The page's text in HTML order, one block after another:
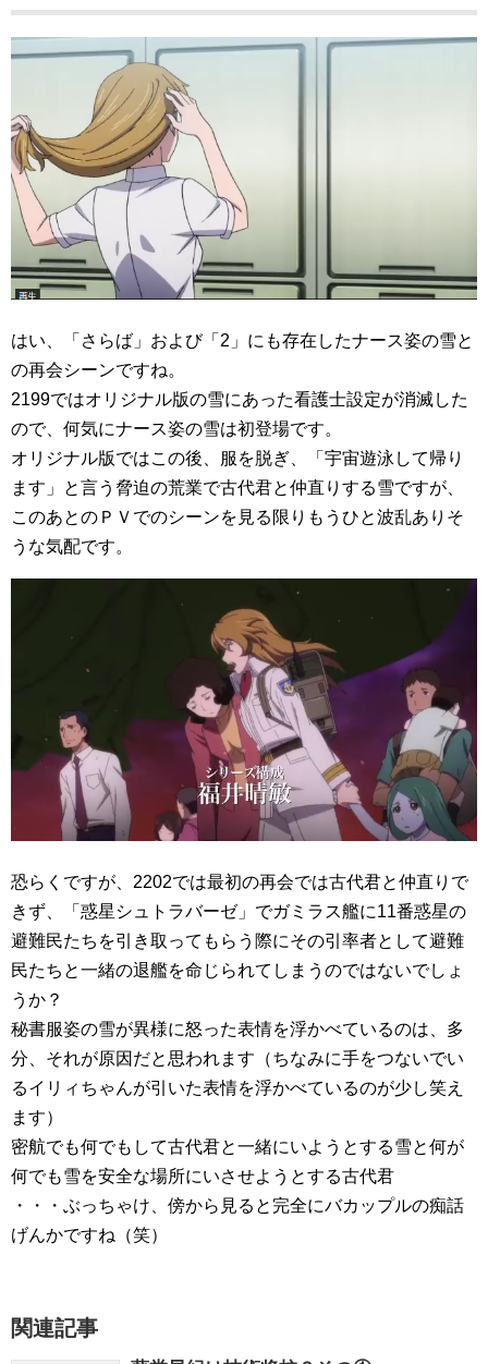
はい、「さらば」および「2」にも存在したナース姿の雪と
の再会シーンですね。
2199ではオリジナル版の雪にあった看護士設定が消滅した
ので、何気にナース姿の雪は初登場です。
オリジナル版ではこの後、服を脱ぎ、「宇宙遊泳して帰り
ます」と言う脅迫の荒業で古代君と仲直りする雪ですが、
このあとのＰＶでのシーンを見る限りもうひと波乱ありそ
うな気配です。
恐らくですが、2202では最初の再会では古代君と仲直りで
きず、「惑星シュトラバーゼ」でガミラス艦に11番惑星の
避難民たちを引き取ってもらう際にその引率者として避難
民たちと一緒の退艦を命じられてしまうのではないでしょ
うか？
秘書服姿の雪が異様に怒った表情を浮かべているのは、多
分、それが原因だと思われます（ちなみに手をつないでい
るイリィちゃんが引いた表情を浮かべているのが少し笑え
ます）
密航でも何でもして古代君と一緒にいようとする雪と何が
何でも雪を安全な場所にいさせようとする古代君
・・・ぶっちゃけ、傍から見ると完全にバカップルの痴話
げんかですね（笑）
関連記事